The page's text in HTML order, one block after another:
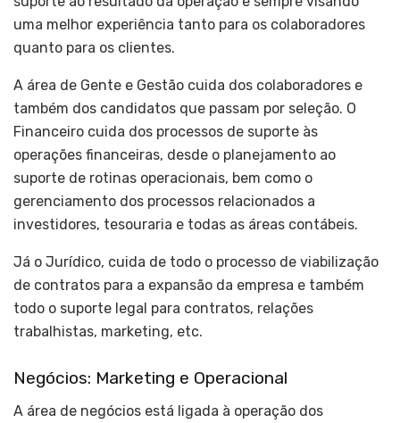
uma melhor experiência tanto para os colaboradores
quanto para os clientes.
A área de Gente e Gestão cuida dos colaboradores e
também dos candidatos que passam por seleção. O
Financeiro cuida dos processos de suporte às
operações financeiras, desde o planejamento ao
suporte de rotinas operacionais, bem como o
gerenciamento dos processos relacionados a
investidores, tesouraria e todas as áreas contábeis.
Já o Jurídico, cuida de todo o processo de viabilização
de contratos para a expansão da empresa e também
todo o suporte legal para contratos, relações
trabalhistas, marketing, etc.
Negócios: Marketing e Operacional
A área de negócios está ligada à operação dos